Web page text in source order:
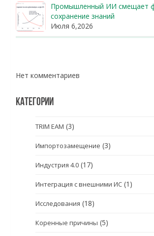
Промышленный ИИ смещает
сохранение знаний
Июля 6,2026
Нет комментариев
КАТЕГОРИИ
TRIM EAM (3)
Импортозамещение (3)
Индустрия 4.0 (17)
Интеграция с внешними ИС (1)
Исследования (18)
Коренные причины (5)